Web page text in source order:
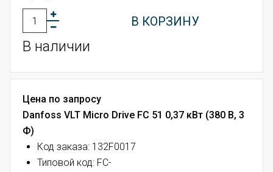
В КОРЗИНУ
В наличии
Цена по запросу
Danfoss VLT Micro Drive FC 51 0,37 кВт (380 В, 3
Ф)
Код заказа: 132F0017
Типовой код: FC-